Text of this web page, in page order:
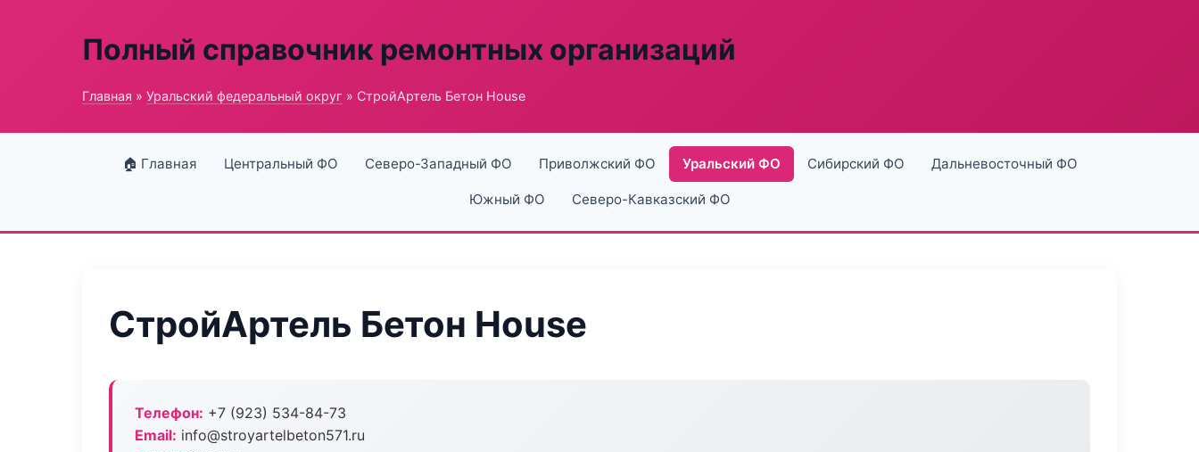
Полный справочник ремонтных организаций
Главная » Уральский федеральный округ » СтройАртель Бетон House
🏠 Главная Центральный ФО Северо-Западный ФО Приволжский ФО Уральский ФО Сибирский ФО Дальневосточный ФО
Южный ФО Северо-Кавказский ФО
СтройАртель Бетон House
Телефон: +7 (923) 534-84-73
Email: info@stroyartelbeton571.ru